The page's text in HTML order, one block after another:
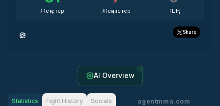
Жеңістер Жеңілістер ТЕҢ
Share
AI Overview
Statistics Fight History Socials agentmma.com